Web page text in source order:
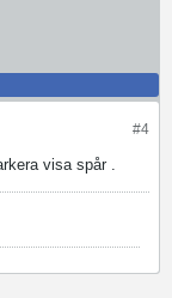
#4
visa spår .